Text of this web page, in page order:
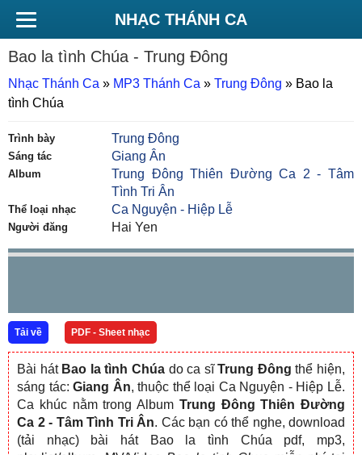
NHẠC THÁNH CA
Bao la tình Chúa - Trung Đông
Nhạc Thánh Ca » MP3 Thánh Ca » Trung Đông » Bao la
tình Chúa
Trình bày Trung Đông
Sáng tác Giang Ân
Album
Trung Đông Thiên Đường Ca 2 - Tâm
Tình Tri Ân
Thể loại nhạc Ca Nguyện - Hiệp Lễ
Người đăng Hai Yen
Tải về PDF - Sheet nhạc
Bài hát Bao la tình Chúado ca sĩTrung Đông thể hiện,
sáng tác:Giang Ân, thuộc thể loại Ca Nguyện - Hiệp Lễ.
Ca khúc nằm trong Album Trung Đông Thiên Đường
Ca 2 - Tâm Tình Tri Ân. Các bạn có thể nghe, download
(tải nhạc) bài hát Bao la tình Chúa pdf, mp3,